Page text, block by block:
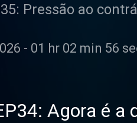
Pressão ao
- 01 hr 02 min 56
Agora é a